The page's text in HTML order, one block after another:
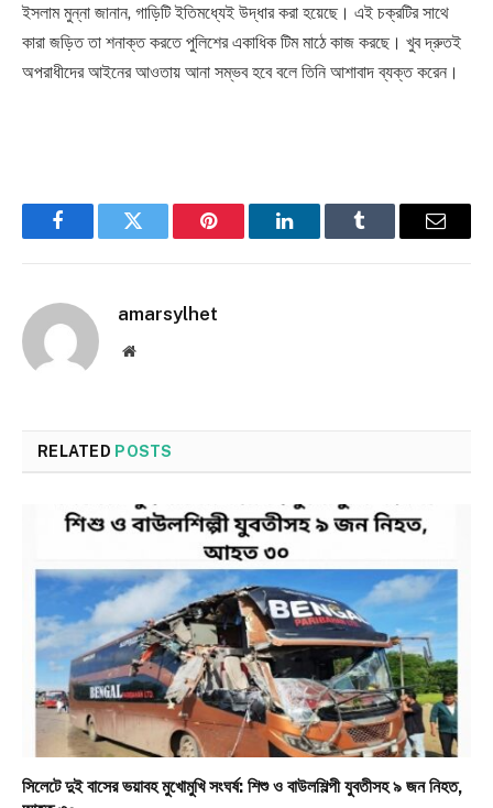
ইসলাম মুন্না জানান, গাড়িটি ইতিমধ্যেই উদ্ধার করা হয়েছে। এই চক্রটির সাথে
কারা জড়িত তা শনাক্ত করতে পুলিশের একাধিক টিম মাঠে কাজ করছে। খুব দ্রুতই
অপরাধীদের আইনের আওতায় আনা সম্ভব হবে বলে তিনি আশাবাদ ব্যক্ত করেন।
FacebookTwitter Pinterest LinkedInTumblr Email
amarsylhet
Website
RELATED POSTS
সিলেটে দুই বাসের ভয়াবহ মুখোমুখি সংঘর্ষ: শিশু ও বাউলশিল্পী যুবতীসহ ৯ জন নিহত,